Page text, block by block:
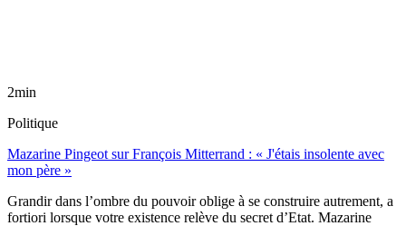
2min
Politique
Mazarine Pingeot sur François Mitterrand : « J'étais insolente avec
mon père »
Grandir dans l’ombre du pouvoir oblige à se construire autrement, a
fortiori lorsque votre existence relève du secret d’Etat. Mazarine